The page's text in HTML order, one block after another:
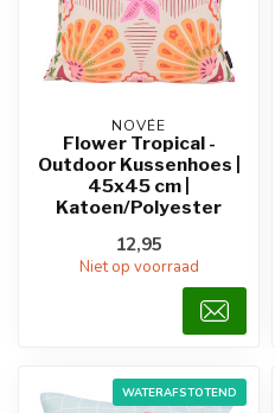
NOVÉE
Flower Tropical -
Outdoor Kussenhoes |
45x45 cm |
Katoen/Polyester
12,95
Niet op voorraad
WATERAFSTOTEND